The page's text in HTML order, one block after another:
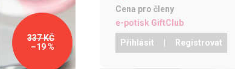
Cena pro členy
e-potisk GiftClub
Přihlásit Registrovat
337 KČ
–19 %